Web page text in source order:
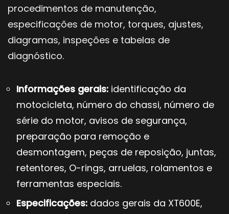
procedimentos de manutenção,
especificações de motor, torques, ajustes,
diagramas, inspeções e tabelas de
diagnóstico.
Informações gerais: identificação da
motocicleta, número do chassi, número de
série do motor, avisos de segurança,
preparação para remoção e
desmontagem, peças de reposição, juntas,
retentores, O-rings, arruelas, rolamentos e
ferramentas especiais.
Especificações: dados gerais da XT600E,